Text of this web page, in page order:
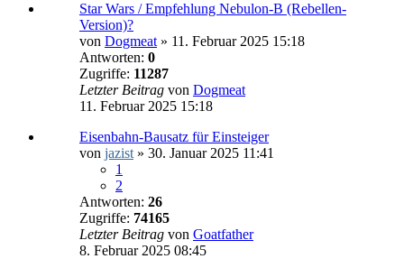
Star Wars / Empfehlung Nebulon-B (Rebellen-
Version)?
von Dogmeat » 11. Februar 2025 15:18
Antworten: 0
Zugriffe: 11287
Letzter Beitrag von Dogmeat
11. Februar 2025 15:18
Eisenbahn-Bausatz für Einsteiger
von jazist » 30. Januar 2025 11:41
1
2
Antworten: 26
Zugriffe: 74165
Letzter Beitrag von Goatfather
8. Februar 2025 08:45